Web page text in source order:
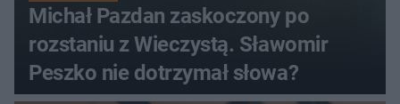
Michał Pazdan zaskoczony po
rozstaniu z Wieczystą. Sławomir
Peszko nie dotrzymał słowa?